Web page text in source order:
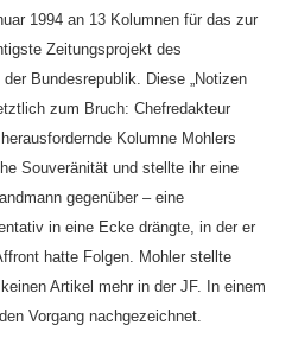
1994 an 13 Kolumnen für das zur
Zeitungsprojekt des
Bundesrepublik. Diese „Notizen
zum Bruch: Chefredakteur
Kolumne Mohlers
Souveränität und stellte ihr eine
gegenüber – eine
in eine Ecke drängte, in der er
hatte Folgen. Mohler stellte
Artikel mehr in der JF. In einem
Vorgang nachgezeichnet.